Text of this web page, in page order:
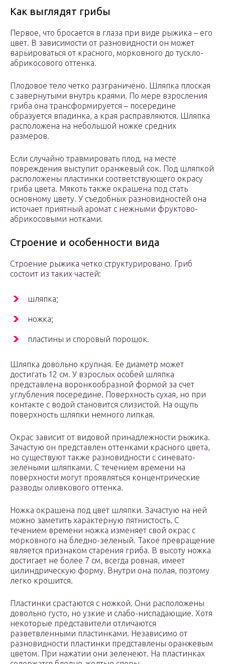
Как выглядят грибы
Первое, что бросается в глаза при виде рыжика – его
цвет. В зависимости от разновидности он может
варьироваться от красного, морковного до тускло-
абрикосового оттенка.
Плодовое тело четко разграничено. Шляпка плоская
с завернутыми внутрь краями. По мере взросления
гриба она трансформируется – посередине
образуется впадинка, а края расправляются. Шляпка
расположена на небольшой ножке средних
размеров.
Если случайно травмировать плод, на месте
повреждения выступит оранжевый сок. Под шляпкой
расположены пластинки соответствующего окрасу
гриба цвета. Мякоть также окрашена под стать
основному цвету. У съедобных разновидностей она
источает приятный аромат с нежными фруктово-
абрикосовыми нотками.
Строение и особенности вида
Строение рыжика четко структурировано. Гриб
состоит из таких частей:
шляпка;
ножка;
пластины и споровый порошок.
Шляпка довольно крупная. Ее диаметр может
достигать 12 см. У взрослых особей шляпка
представлена воронкообразной формой за счет
углубления посередине. Поверхность сухая, но при
контакте с водой становится слизистой. На ощупь
поверхность шляпки немного липкая.
Окрас зависит от видовой принадлежности рыжика.
Зачастую он представлен оттенками красного цвета,
но существуют также разновидности с синевато-
зелеными шляпками. С течением времени на
поверхности могут проявляться концентрические
разводы оливкового оттенка.
Ножка окрашена под цвет шляпки. Зачастую на ней
можно заметить характерную пятнистость. С
течением времени ножка изменяет свой окрас с
морковного на бледно-зеленый. Такое превращение
является признаком старения гриба. В высоту ножка
достигает не более 7 см, всегда ровная, имеет
цилиндрическую форму. Внутри она полая, поэтому
легко крошится.
Пластинки срастаются с ножкой. Они расположены
довольно густо, но узкие и слабо-ниспадающие. Хотя
некоторые представители отличаются
разветвленными пластинками. Независимо от
разновидности пластинки представлены оранжевым
цветом. При нажатии они зеленеют. На пластинках